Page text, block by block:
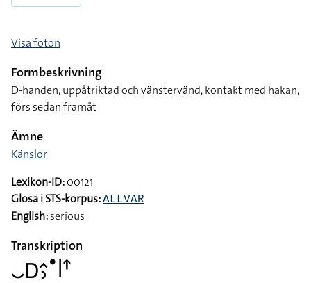
Visa foton
Formbeskrivning
D-handen, uppåtriktad och vänstervänd, kontakt med hakan,
förs sedan framåt
Ämne
Känslor
Lexikon-ID:00121
Glosa i STS-korpus:ALLVAR
English:serious
Transkription
􌤛􌦫􌤵􌤶􌤟􌥼􌦃